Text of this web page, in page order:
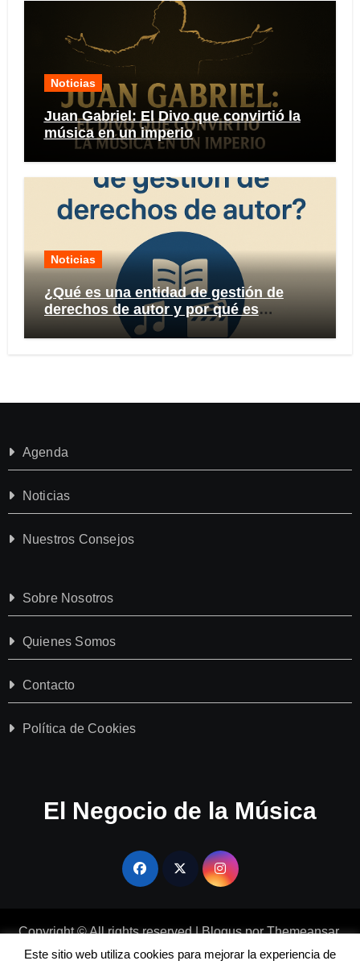
Noticias
Juan Gabriel: El Divo que convirtió la
música en un imperio
Noticias
¿Qué es una entidad de gestión de
derechos de autor y por qué es
importante?
Agenda
Noticias
Nuestros Consejos
Sobre Nosotros
Quienes Somos
Contacto
Política de Cookies
El Negocio de la Música
Copyright © All rights reserved |BlogusporThemeansar.
Sobre Nosotros Quienes Somos Contacto
Este sitio web utiliza cookies para mejorar la experiencia de